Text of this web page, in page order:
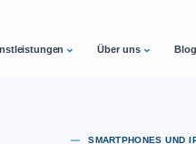
Über uns Blog
SMARTPHONES UND